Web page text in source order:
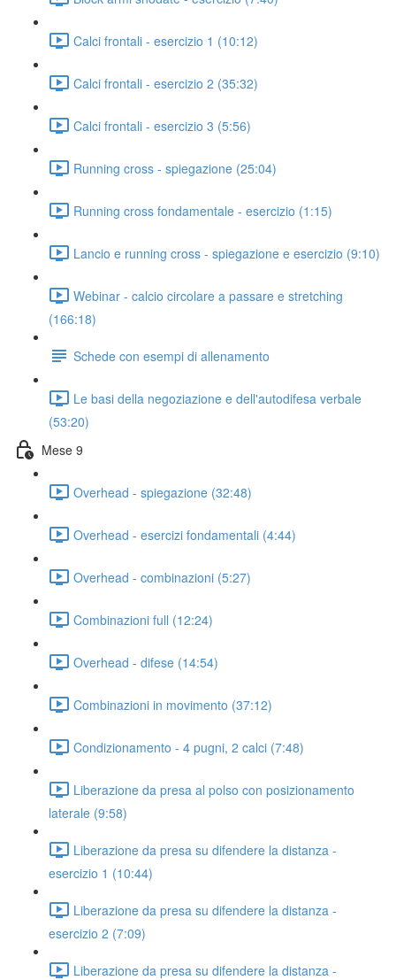
Calci frontali - esercizio 1 (10:12)
Calci frontali - esercizio 2 (35:32)
Calci frontali - esercizio 3 (5:56)
Running cross - spiegazione (25:04)
Running cross fondamentale - esercizio (1:15)
Lancio e running cross - spiegazione e esercizio (9:10)
Webinar - calcio circolare a passare e stretching
(166:18)
Schede con esempi di allenamento
Le basi della negoziazione e dell'autodifesa verbale
(53:20)
Mese 9
Overhead - spiegazione (32:48)
Overhead - esercizi fondamentali (4:44)
Overhead - combinazioni (5:27)
Combinazioni full (12:24)
Overhead - difese (14:54)
Combinazioni in movimento (37:12)
Condizionamento - 4 pugni, 2 calci (7:48)
Liberazione da presa al polso con posizionamento
laterale (9:58)
Liberazione da presa su difendere la distanza -
esercizio 1 (10:44)
Liberazione da presa su difendere la distanza -
esercizio 2 (7:09)
Liberazione da presa su difendere la distanza -